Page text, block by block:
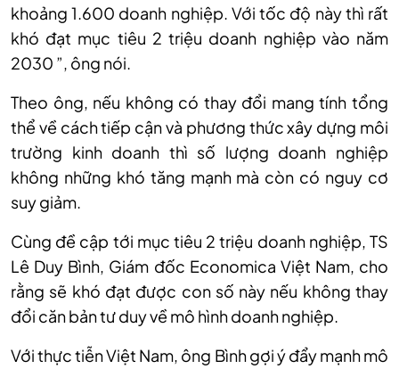
khoảng 1.600 doanh nghiệp. Với tốc độ này thì rất
khó đạt mục tiêu 2 triệu doanh nghiệp vào năm
2030 ”, ông nói.
Theo ông, nếu không có thay đổi mang tính tổng
thể về cách tiếp cận và phương thức xây dựng môi
trường kinh doanh thì số lượng doanh nghiệp
không những khó tăng mạnh mà còn có nguy cơ
suy giảm.
Cùng đề cập tới mục tiêu 2 triệu doanh nghiệp, TS
Lê Duy Bình, Giám đốc Economica Việt Nam, cho
rằng sẽ khó đạt được con số này nếu không thay
đổi căn bản tư duy về mô hình doanh nghiệp.
Với thực tiễn Việt Nam, ông Bình gợi ý đẩy mạnh mô